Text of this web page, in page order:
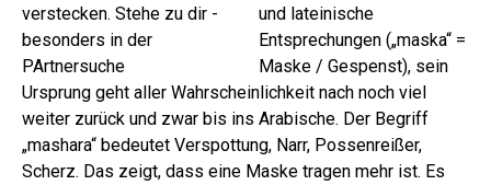
und lateinische
Entsprechungen („maska“ =
Maske / Gespenst), sein
Ursprung geht aller Wahrscheinlichkeit nach noch viel
weiter zurück und zwar bis ins Arabische. Der Begriff
„mashara“ bedeutet Verspottung, Narr, Possenreißer,
Scherz. Das zeigt, dass eine Maske tragen mehr ist. Es